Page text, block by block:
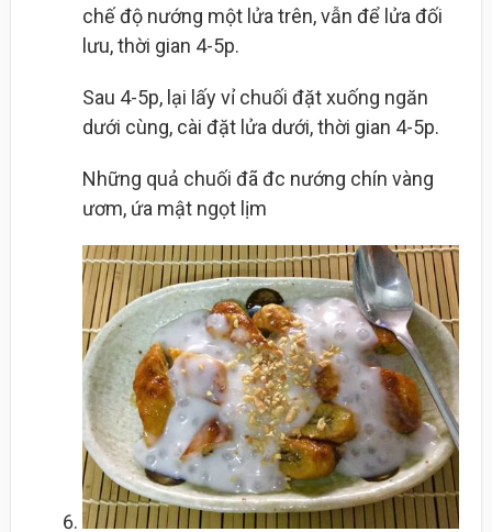
chế độ nướng một lửa trên, vẫn để lửa đối
lưu, thời gian 4-5p.
Sau 4-5p, lại lấy vỉ chuối đặt xuống ngăn
dưới cùng, cài đặt lửa dưới, thời gian 4-5p.
Những quả chuối đã đc nướng chín vàng
ươm, ứa mật ngọt lịm